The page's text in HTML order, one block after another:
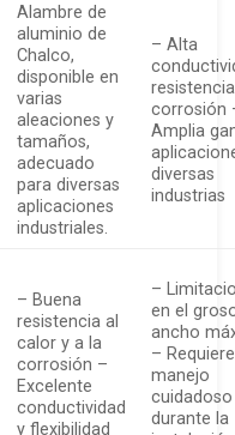
Alambre de
aluminio de
Chalco,
disponible en
varias
aleaciones y
tamaños,
adecuado
para diversas
aplicaciones
industriales.
– Alta
corrosión
Amplia
diversas
industrias
– Buena
resistencia al
calor y a la
corrosión –
Excelente
conductividad
y flexibilidad
–
en el
ancho
–
manejo
cuidadoso
durante la